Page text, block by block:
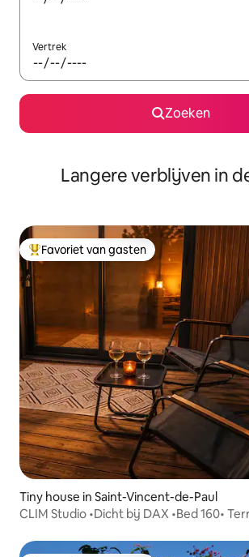
Vertrek
Zoeken
Langere verblijven in
Topfavoriet van gasten
Favoriet van gasten
Tiny house in Saint-Vincent-de-Paul
CLIM Studio •Dicht bij DAX •Bed 160•